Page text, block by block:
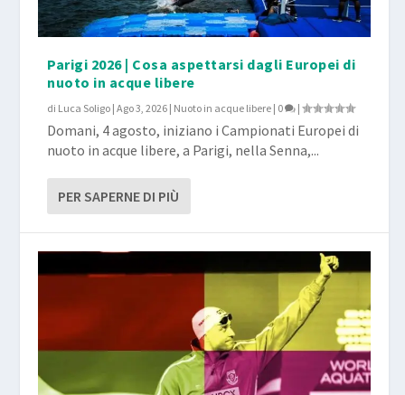
Parigi 2026 | Cosa aspettarsi dagli Europei di
nuoto in acque libere
di Luca Soligo |Ago 3, 2026 | Nuoto in acque libere | 0 |
Domani, 4 agosto, iniziano i Campionati Europei di
nuoto in acque libere, a Parigi, nella Senna,...
PER SAPERNE DI PIÙ